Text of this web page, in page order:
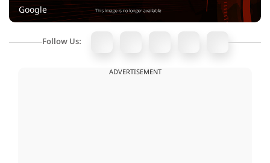
Google
Follow Us:
ADVERTISEMENT